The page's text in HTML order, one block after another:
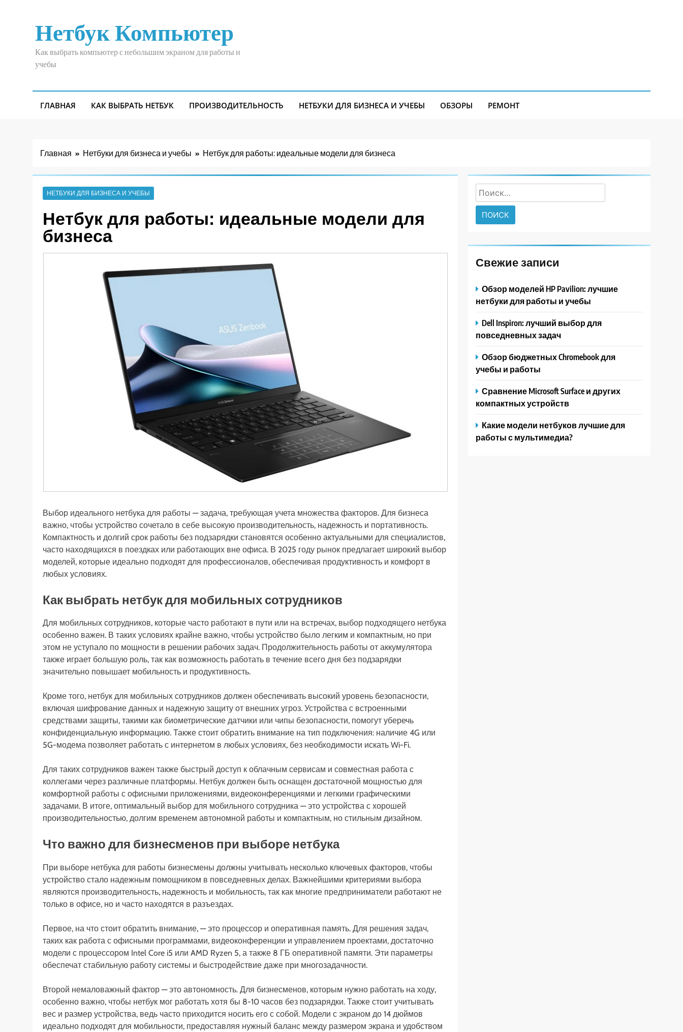
содержимомуНетбук Компьютер
Как выбрать компьютер с небольшим экраном для работы и
учебы
ГЛАВНАЯ КАК ВЫБРАТЬ НЕТБУК ПРОИЗВОДИТЕЛЬНОСТЬ НЕТБУКИ ДЛЯ БИЗНЕСА И УЧЕБЫ ОБЗОРЫ РЕМОНТ
Главная Нетбуки для бизнеса и учебы Нетбук для работы: идеальные модели для бизнеса
НЕТБУКИ ДЛЯ БИЗНЕСА И УЧЕБЫ
Нетбук для работы: идеальные модели для
бизнеса
Выбор идеального нетбука для работы — задача, требующая учета множества факторов. Для бизнеса
важно, чтобы устройство сочетало в себе высокую производительность, надежность и портативность.
Компактность и долгий срок работы без подзарядки становятся особенно актуальными для специалистов,
часто находящихся в поездках или работающих вне офиса. В 2025 году рынок предлагает широкий выбор
моделей, которые идеально подходят для профессионалов, обеспечивая продуктивность и комфорт в
любых условиях.
Как выбрать нетбук для мобильных сотрудников
Для мобильных сотрудников, которые часто работают в пути или на встречах, выбор подходящего нетбука
особенно важен. В таких условиях крайне важно, чтобы устройство было легким и компактным, но при
этом не уступало по мощности в решении рабочих задач. Продолжительность работы от аккумулятора
также играет большую роль, так как возможность работать в течение всего дня без подзарядки
значительно повышает мобильность и продуктивность.
Кроме того, нетбук для мобильных сотрудников должен обеспечивать высокий уровень безопасности,
включая шифрование данных и надежную защиту от внешних угроз. Устройства с встроенными
средствами защиты, такими как биометрические датчики или чипы безопасности, помогут уберечь
конфиденциальную информацию. Также стоит обратить внимание на тип подключения: наличие 4G или
5G-модема позволяет работать с интернетом в любых условиях, без необходимости искать Wi-Fi.
Для таких сотрудников важен также быстрый доступ к облачным сервисам и совместная работа с
коллегами через различные платформы. Нетбук должен быть оснащен достаточной мощностью для
комфортной работы с офисными приложениями, видеоконференциями и легкими графическими
задачами. В итоге, оптимальный выбор для мобильного сотрудника — это устройства с хорошей
производительностью, долгим временем автономной работы и компактным, но стильным дизайном.
Что важно для бизнесменов при выборе нетбука
При выборе нетбука для работы бизнесмены должны учитывать несколько ключевых факторов, чтобы
устройство стало надежным помощником в повседневных делах. Важнейшими критериями выбора
являются производительность, надежность и мобильность, так как многие предприниматели работают не
только в офисе, но и часто находятся в разъездах.
Первое, на что стоит обратить внимание, — это процессор и оперативная память. Для решения задач,
таких как работа с офисными программами, видеоконференции и управлением проектами, достаточно
модели с процессором Intel Core i5 или AMD Ryzen 5, а также 8 ГБ оперативной памяти. Эти параметры
обеспечат стабильную работу системы и быстродействие даже при многозадачности.
Второй немаловажный фактор — это автономность. Для бизнесменов, которым нужно работать на ходу,
особенно важно, чтобы нетбук мог работать хотя бы 8-10 часов без подзарядки. Также стоит учитывать
вес и размер устройства, ведь часто приходится носить его с собой. Модели с экраном до 14 дюймов
идеально подходят для мобильности, предоставляя нужный баланс между размером экрана и удобством
Найти:
Свежие записи
Обзор моделей HP Pavilion: лучшие
нетбуки для работы и учебы
Dell Inspiron: лучший выбор для
повседневных задач
Обзор бюджетных Chromebook для
учебы и работы
Сравнение Microsoft Surface и других
компактных устройств
Какие модели нетбуков лучшие для
работы с мультимедиа?